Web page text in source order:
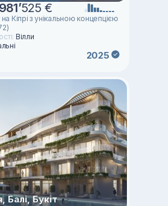
981’525 €
Кіпрі з унікальною концепцією
Вілли
2025
Балі, Букіт